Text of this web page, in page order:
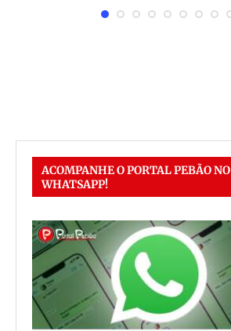
ACOMPANHE O PORTAL PEBÃO NO
WHATSAPP!